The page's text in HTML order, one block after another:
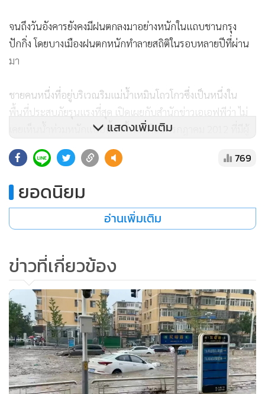
จนถึงวันอังคารยังคงมีฝนตกลงมาอย่างหนักในแถบชานกรุง
ปักกิ่ง โดยบางเมืองฝนตกหนักทำลายสถิติในรอบหลายปีที่ผ่าน
มา
ชายคนหนึ่งที่อยู่บริเวณริมแม่น้ำเหมินโถวโกวซึ่งเป็นหนึ่งใน
พื้นที่ประสบภัยรุนแรงที่สุด เปิดเผยกับสำนักข่าวเอเอฟพีว่า ไม่
เคยเห็นน้ำท่วมหนักแบบนี้มาตั้งแต่เดือนกรกฎาคม 2012 ที่มีผู้
เสียชีวิต 79 คน และต้องอพยพประชาชนหลายหมื่นคน แถมครั้ง
นี้ยังดูเหมือนจะรุนแรงกว่าด้วยซ้ำ
สถานีโทรทัศน์ส่วนกลาง (ซีซีทีวี) ของทางการจีนรายงานเมื่อวัน
อังคารว่า ฝนที่ตกลงมาอย่างหนักทำให้มีผู้เสียชีวิตอย่างน้อย 11
คนในปักกิ่ง โดย 2 คนในจำนวนนี้เป็นเจ้าหน้าที่กู้ภัยที่เสียชีวิต
นอกจากนั้น ยังมีผู้สูญหาย 13 คน ค้นพบและช่วยเหลือมาได้
อย่างปลอดภัยอีก 14 คน
ในมณฑลเหอเป่ย ซึ่งมีพื้นที่ล้อมรอบปักกิ่งและเทียนจิน มีผู้เสีย
ชีวิต 9 คน และสูญหาย 6 คน รวมทั้งยังพบผู้เสียชีวิต 2 คนใน
มณฑลเหลียวหนิงทางตะวันออกเฉียงเหนือในช่วงสุดสัปดาห์ที่
ผ่านมา
แสดงเพิ่มเติม
769
ยอดนิยม
อ่านเพิ่มเติม
ข่าวที่เกี่ยวข้อง